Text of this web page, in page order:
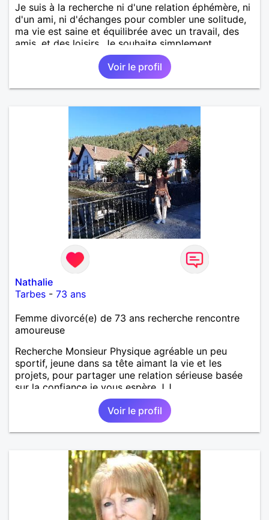
Je suis à la recherche ni d'une relation éphémère, ni
d'un ami, ni d'échanges pour combler une solitude,
ma vie est saine et équilibrée avec un travail, des
amis, et des loisirs. Je souhaite simplement
rencontrer un homme de la région de Orvault qui
recherche une relation sérieuse !
Voir le profil
Nathalie
Tarbes - 73 ans
Femme divorcé(e) de 73 ans recherche rencontre
amoureuse
Recherche Monsieur Physique agréable un peu
sportif, jeune dans sa tête aimant la vie et les
projets, pour partager une relation sérieuse basée
sur la confiance je vous espère J.J
Voir le profil